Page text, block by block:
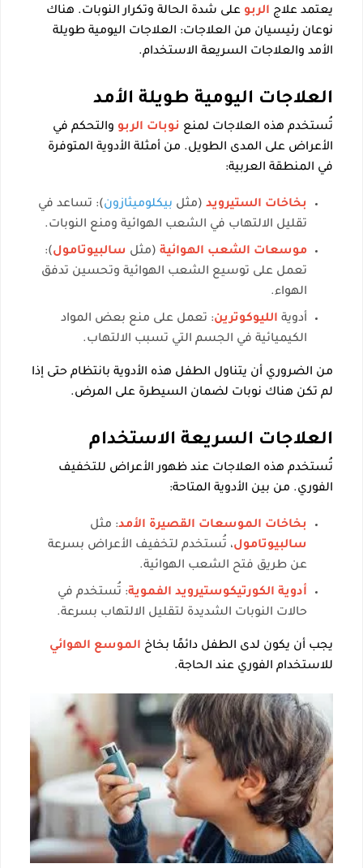
يعتمد علاج الربو على شدة الحالة وتكرار النوبات. هناك
نوعان رئيسيان من العلاجات: العلاجات اليومية طويلة
الأمد والعلاجات السريعة الاستخدام.
العلاجات اليومية طويلة الأمد
تُستخدم هذه العلاجات لمنع نوبات الربو والتحكم في
الأعراض على المدى الطويل. من أمثلة الأدوية المتوفرة
في المنطقة العربية:
بخاخات الستيرويد (مثل بيكلوميثازون): تساعد في
تقليل الالتهاب في الشعب الهوائية ومنع النوبات.
موسعات الشعب الهوائية (مثل سالبيوتامول):
تعمل على توسيع الشعب الهوائية وتحسين تدفق
الهواء.
أدوية الليوكوترين: تعمل على منع بعض المواد
الكيميائية في الجسم التي تسبب الالتهاب.
من الضروري أن يتناول الطفل هذه الأدوية بانتظام حتى إذا
لم تكن هناك نوبات لضمان السيطرة على المرض.
العلاجات السريعة الاستخدام
تُستخدم هذه العلاجات عند ظهور الأعراض للتخفيف
الفوري. من بين الأدوية المتاحة:
بخاخات الموسعات القصيرة الأمد: مثل
سالبيوتامول، تُستخدم لتخفيف الأعراض بسرعة
عن طريق فتح الشعب الهوائية.
أدوية الكورتيكوستيرويد الفموية: تُستخدم في
حالات النوبات الشديدة لتقليل الالتهاب بسرعة.
يجب أن يكون لدى الطفل دائمًا بخاخ الموسع الهوائي
للاستخدام الفوري عند الحاجة.